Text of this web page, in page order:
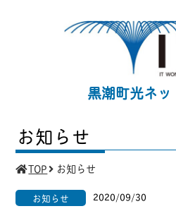
黒潮町光ネッ
お知らせ
TOP お知らせ
お知らせ 2020/09/30